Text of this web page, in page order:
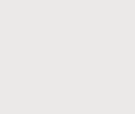
んな人におす
のある肌を維
体内の血流を
ことで、色素